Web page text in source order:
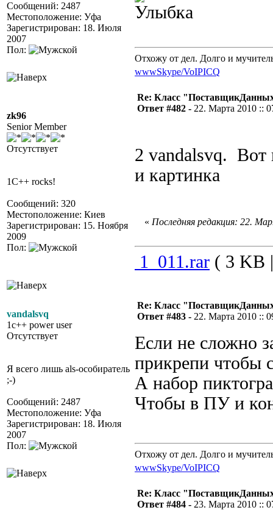
Сообщений: 2487
Местоположение: Уфа
Зарегистрирован: 18. Июля
2007
Пол:
.
Отхожу от дел. Долго и
wwwSkype/VoIPICQ
zk96
Senior Member
Отсутствует
1C++ rocks!
Сообщений: 320
Местоположение: Киев
Зарегистрирован: 15. Ноября
2009
Пол:
Re: Класс
Ответ #482 - 22. Марта 2010 ::
2 vandalsvq. Вот
и картинка
« Последняя редакция: 22.
1_011.rar ( 3 KB
vandalsvq
1c++ power user
Отсутствует
Я всего лишь als-особиратель
;-)
Сообщений: 2487
Местоположение: Уфа
Зарегистрирован: 18. Июля
2007
Пол:
Re: Класс
Ответ #483 - 22. Марта 2010 ::
Если не сложно
прикрепи чтобы
А набор
Чтобы в ПУ и
Отхожу от дел. Долго и
wwwSkype/VoIPICQ
Re: Класс
Ответ #484 - 23. Марта 2010 ::